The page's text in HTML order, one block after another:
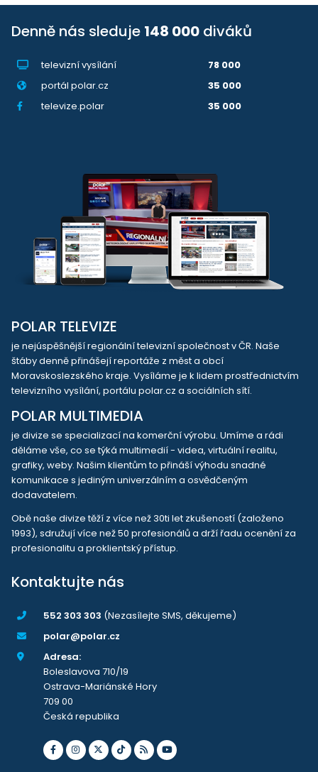
Denně nás sleduje 148 000 diváků
televizní vysílání
78 000
portál polar.cz
35 000
televize.polar
35 000
POLAR TELEVIZE
je nejúspěšnější regionální televizní společnost v ČR. Naše
štáby denně přinášejí reportáže z měst a obcí
Moravskoslezského kraje. Vysíláme je k lidem prostřednictvím
televizního vysílání, portálu polar.cz a sociálních sítí.
POLAR MULTIMEDIA
je divize se specializací na komerční výrobu. Umíme a rádi
děláme vše, co se týká multimedií - videa, virtuální realitu,
grafiky, weby. Našim klientům to přináší výhodu snadné
komunikace s jediným univerzálním a osvědčeným
dodavatelem.
Obě naše divize těží z více než 30ti let zkušeností (založeno
1993), sdružují více než 50 profesionálů a drží řadu ocenění za
profesionalitu a proklientský přístup.
Kontaktujte nás
552 303 303 (Nezasílejte SMS, děkujeme)
polar@polar.cz
Adresa:
Boleslavova 710/19
Ostrava-Mariánské Hory
709 00
Česká republika